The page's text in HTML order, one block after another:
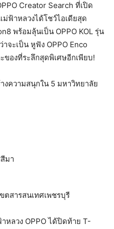
Creator Search ที่เปิด
ฟ้าหลวงได้โชว์ไอเดียสุด
พร้อมลุ้นเป็น OPPO KOL รุ่น
จะเป็น หูฟัง OPPO Enco
ของที่ระลึกสุดพิเศษอีกเพียบ!
งความสนุกใน 5 มหาวิทยาลัย
มา
ตสารสนเทศเพชรบุรี
หลวง OPPO ได้ปิดท้าย T-